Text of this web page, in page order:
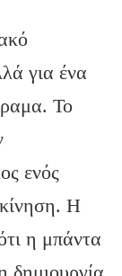
για ένα
Το
ενός
Η
η μπάντα